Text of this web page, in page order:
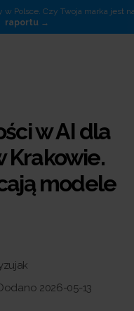
Polsce. Czy Twoja marka jest
raportu
w AI dla
Krakowie.
modele
2026-05-13